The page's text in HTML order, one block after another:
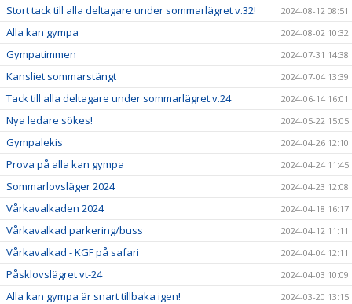
Stort tack till alla deltagare under sommarlägret v.32! 2024-08-12 08:51
Alla kan gympa 2024-08-02 10:32
Gympatimmen 2024-07-31 14:38
Kansliet sommarstängt 2024-07-04 13:39
Tack till alla deltagare under sommarlägret v.24 2024-06-14 16:01
Nya ledare sökes! 2024-05-22 15:05
Gympalekis 2024-04-26 12:10
Prova på alla kan gympa 2024-04-24 11:45
Sommarlovsläger 2024 2024-04-23 12:08
Vårkavalkaden 2024 2024-04-18 16:17
Vårkavalkad parkering/buss 2024-04-12 11:11
Vårkavalkad - KGF på safari 2024-04-04 12:11
Påsklovslägret vt-24 2024-04-03 10:09
Alla kan gympa är snart tillbaka igen! 2024-03-20 13:15